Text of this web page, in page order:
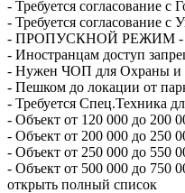
- Требуется согласование с
- Требуется согласование
- ПРОПУСКНОЙ РЕЖИМ -
- Иностранцам доступ
- Нужен ЧОП для Охраны и
- Пешком до локации от
- Требуется Спец.Техника
- Объект от 120 000 до 200
- Объект от 200 000 до 250
- Объект от 250 000 до 550
- Объект от 500 000 до 750
открыть полный список